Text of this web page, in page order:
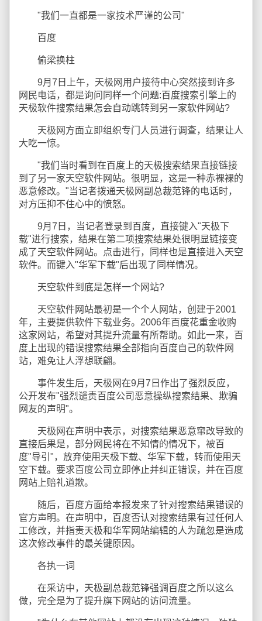
"我们一直都是一家技术严谨的公司"
百度
偷梁换柱
9月7日上午，天极网用户接待中心突然接到许多
网民电话，都是询问同样一个问题:百度搜索引擎上的
天极软件搜索结果怎会自动跳转到另一家软件网站?
天极网方面立即组织专门人员进行调查，结果让人
大吃一惊。
"我们当时看到在百度上的天极搜索结果直接链接
到了另一家天空软件网站。很明显，这是一种赤裸裸的
恶意修改。"当记者拨通天极网副总裁范锋的电话时，
对方压抑不住心中的愤怒。
9月7日，当记者登录到百度，直接键入"天极下
载"进行搜索，结果在第二项搜索结果处很明显链接变
成了天空软件网站。点击进行，同样也是直接进入天空
软件。而键入"华军下载"后出现了同样情况。
天空软件到底是怎样一个网站?
天空软件网站最初是一个个人网站，创建于2001
年，主要提供软件下载业务。2006年百度花重金收购
这家网站，希望对其提升流量有所帮助。如此一来，百
度上出现的错误搜索结果全部指向百度自己的软件网
站，难免让人浮想联翩。
事件发生后，天极网在9月7日作出了强烈反应，
公开发布"强烈谴责百度公司恶意操纵搜索结果、欺骗
网友的声明"。
天极网在声明中表示，对搜索结果恶意窜改导致的
直接后果是，部分网民将在不知情的情况下，被百
度"导引"，放弃使用天极下载、华军下载，转而使用天
空下载。要求百度公司立即停止并纠正错误，并在百度
网站上赔礼道歉。
随后，百度方面给本报发来了针对搜索结果错误的
官方声明。在声明中，百度否认对搜索结果有过任何人
工修改，并指责天极和华军网站编辑的人为疏忽是造成
这次修改事件的最关键原因。
各执一词
在采访中，天极副总裁范锋强调百度之所以这么
做，完全是为了提升旗下网站的访问流量。